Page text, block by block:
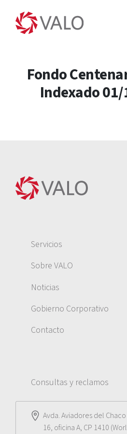
Fondo
Indexado
Servicios
Sobre VALO
Noticias
Gobierno Corporativo
Contacto
Consultas y reclamos
Avda. Aviadores del
16, oficina A, CP 1410